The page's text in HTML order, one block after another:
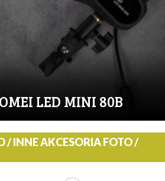
LED MINI 80B
/ INNE AKCESORIA FOTO /